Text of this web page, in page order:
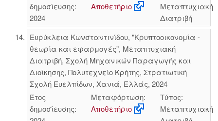
δημοσίευσης:
2024
Αποθετήριο
Μεταπτυχιακή
Διατριβή
Ευρύκλεια Κωνσταντινίδου, "Κρυπτοοικονομία -
θεωρία και εφαρμογές", Μεταπτυχιακή
Διατριβή, Σχολή Μηχανικών Παραγωγής και
Διοίκησης, Πολυτεχνείο Κρήτης, Στρατιωτική
Σχολή Ευελπίδων, Χανιά, Ελλάς, 2024
Έτος
δημοσίευσης:
Μεταφόρτωση:
Αποθετήριο
Τύπος:
Μεταπτυχιακή